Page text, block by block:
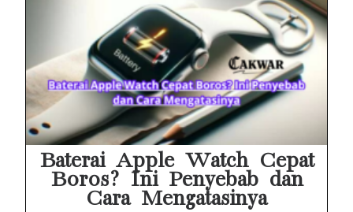
Baterai Apple Watch Cepat
Boros? Ini Penyebab dan
Cara Mengatasinya